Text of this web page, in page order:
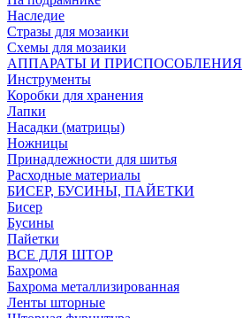
Наследие
Стразы для мозаики
Схемы для мозаики
АППАРАТЫ И ПРИСПОСОБЛЕНИЯ
Инструменты
Коробки для хранения
Лапки
Насадки (матрицы)
Ножницы
Принадлежности для шитья
Расходные материалы
БИСЕР, БУСИНЫ, ПАЙЕТКИ
Бисер
Бусины
Пайетки
ВСЕ ДЛЯ ШТОР
Бахрома
Бахрома металлизированная
Ленты шторные